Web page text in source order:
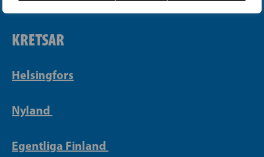
KRETSAR
Helsingfors
Nyland
Egentliga Finland